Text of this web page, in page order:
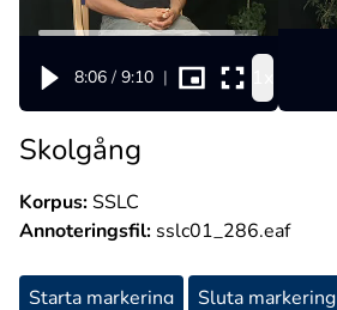
8:06 / 9:10 |
Skolgång
Korpus:SSLC
Annoteringsfil: sslc01_286.eaf
Starta markering Sluta markering